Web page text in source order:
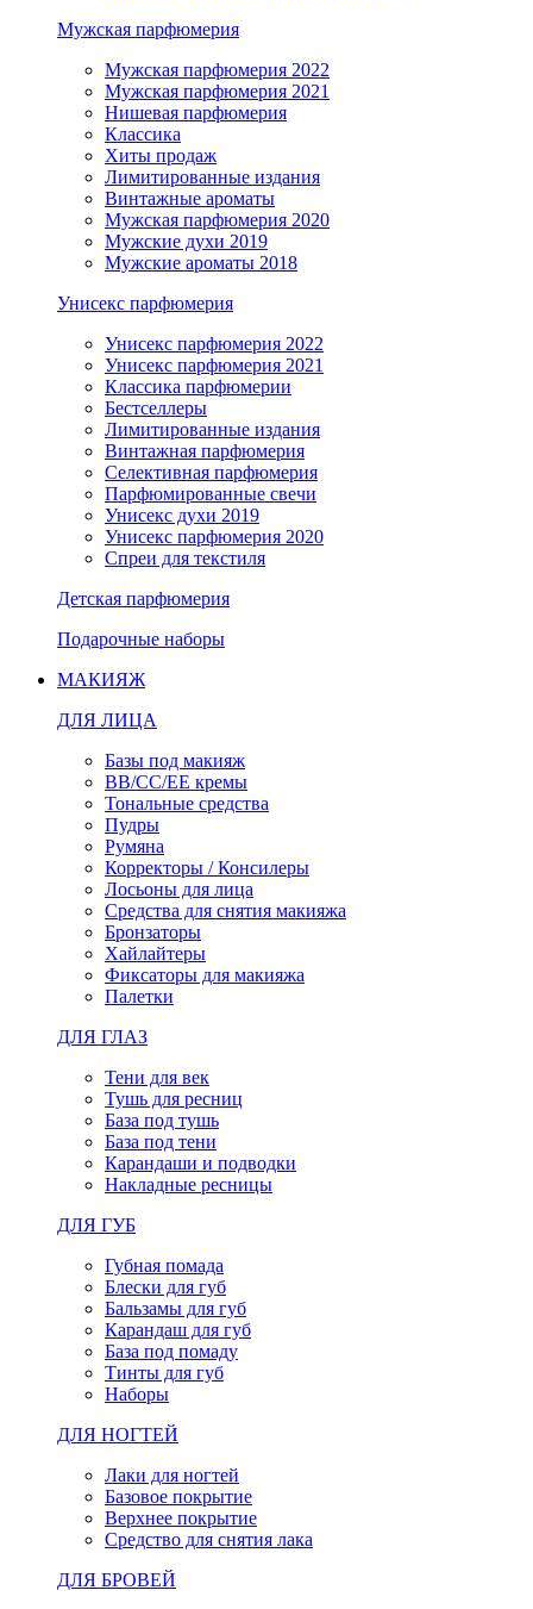
Мужская парфюмерия
Мужская парфюмерия 2022
Мужская парфюмерия 2021
Нишевая парфюмерия
Классика
Хиты продаж
Лимитированные издания
Винтажные ароматы
Мужская парфюмерия 2020
Мужские духи 2019
Мужские ароматы 2018
Унисекс парфюмерия
Унисекс парфюмерия 2022
Унисекс парфюмерия 2021
Классика парфюмерии
Бестселлеры
Лимитированные издания
Винтажная парфюмерия
Селективная парфюмерия
Парфюмированные свечи
Унисекс духи 2019
Унисекс парфюмерия 2020
Спреи для текстиля
Детская парфюмерия
Подарочные наборы
МАКИЯЖ
ДЛЯ ЛИЦА
Базы под макияж
BB/CC/EE кремы
Тональные средства
Пудры
Румяна
Корректоры / Консилеры
Лосьоны для лица
Средства для снятия макияжа
Бронзаторы
Хайлайтеры
Фиксаторы для макияжа
Палетки
ДЛЯ ГЛАЗ
Тени для век
Тушь для ресниц
База под тушь
База под тени
Карандаши и подводки
Накладные ресницы
ДЛЯ ГУБ
Губная помада
Блески для губ
Бальзамы для губ
Карандаш для губ
База под помаду
Тинты для губ
Наборы
ДЛЯ НОГТЕЙ
Лаки для ногтей
Базовое покрытие
Верхнее покрытие
Средство для снятия лака
ДЛЯ БРОВЕЙ